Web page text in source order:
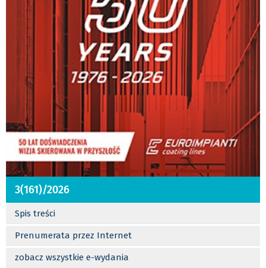
3(161)/2026
Spis treści
Prenumerata przez Internet
zobacz wszystkie e-wydania